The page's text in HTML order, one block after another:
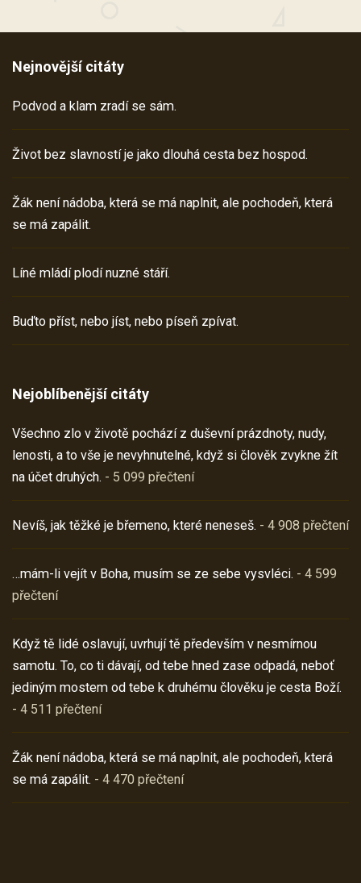
Nejnovější citáty
Podvod a klam zradí se sám.
Život bez slavností je jako dlouhá cesta bez hospod.
Žák není nádoba, která se má naplnit, ale pochodeň, která
se má zapálit.
Líné mládí plodí nuzné stáří.
Buďto příst, nebo jíst, nebo píseň zpívat.
Nejoblíbenější citáty
Všechno zlo v životě pochází z duševní prázdnoty, nudy,
lenosti, a to vše je nevyhnutelné, když si člověk zvykne žít
na účet druhých. - 5 099 přečtení
Nevíš, jak těžké je břemeno, které neneseš. - 4 908 přečtení
…mám-li vejít v Boha, musím se ze sebe vysvléci. - 4 599
přečtení
Když tě lidé oslavují, uvrhují tě především v nesmírnou
samotu. To, co ti dávají, od tebe hned zase odpadá, neboť
jediným mostem od tebe k druhému člověku je cesta Boží.
- 4 511 přečtení
Žák není nádoba, která se má naplnit, ale pochodeň, která
se má zapálit. - 4 470 přečtení